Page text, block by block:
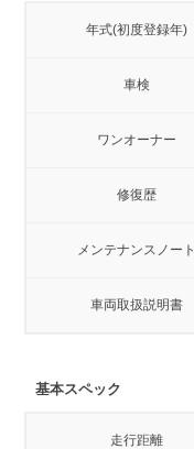
年式(初度登録年)
車検
ワンオーナー
修復歴
メンテナンスノート
車両取扱説明書
基本スペック
走行距離